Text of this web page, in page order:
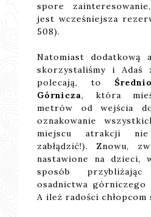
spore
jest wcześniejsza
508).
Natomiast
skorzystaliśmy i Adaś
polecają, to
Górnicza, która
metrów od wejścia
oznakowanie
miejscu atrakcji
zabłądzić!). Znowu,
nastawione na dzieci,
sposób przybliżając
osadnictwa górniczego
A ileż radości